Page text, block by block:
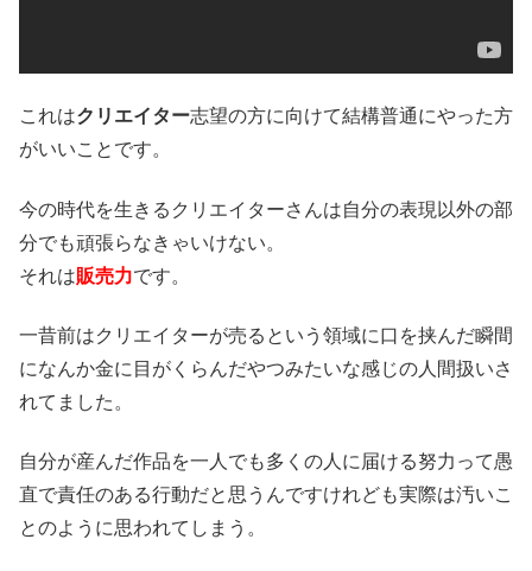
これはクリエイター志望の方に向けて結構普通にやった方
がいいことです。
今の時代を生きるクリエイターさんは自分の表現以外の部
分でも頑張らなきゃいけない。
それは販売力です。
一昔前はクリエイターが売るという領域に口を挟んだ瞬間
になんか金に目がくらんだやつみたいな感じの人間扱いさ
れてました。
自分が産んだ作品を一人でも多くの人に届ける努力って愚
直で責任のある行動だと思うんですけれども実際は汚いこ
とのように思われてしまう。